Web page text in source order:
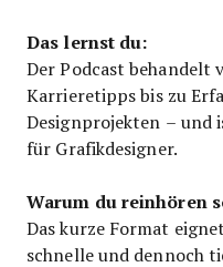
Das lernst du:
Der Podcast behandelt
Karrieretipps bis zu
Designprojekten – und
für Grafikdesigner.
Warum du reinhören
Das kurze Format
schnelle und dennoch